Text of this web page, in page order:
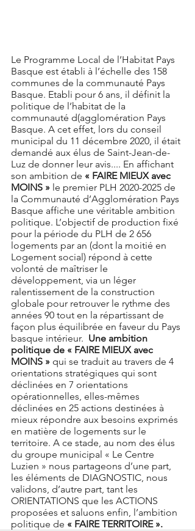
Le Programme Local de l’Habitat Pays
Basque est établi à l’échelle des 158
communes de la communauté Pays
Basque. Etabli pour 6 ans, il définit la
politique de l’habitat de la
communauté d(agglomération Pays
Basque. A cet effet, lors du conseil
municipal du 11 décembre 2020, il était
demandé aux élus de Saint-Jean-de-
Luz de donner leur avis.... En affichant
son ambition de « FAIRE MIEUX avec
MOINS » le premier PLH 2020-2025 de
la Communauté d’Agglomération Pays
Basque affiche une véritable ambition
politique. L’objectif de production fixé
pour la période du PLH de 2 656
logements par an (dont la moitié en
Logement social) répond à cette
volonté de maîtriser le
développement, via un léger
ralentissement de la construction
globale pour retrouver le rythme des
années 90 tout en la répartissant de
façon plus équilibrée en faveur du Pays
basque intérieur. Une ambition
politique de « FAIRE MIEUX avec
MOINS » qui se traduit au travers de 4
orientations stratégiques qui sont
déclinées en 7 orientations
opérationnelles, elles-mêmes
déclinées en 25 actions destinées à
mieux répondre aux besoins exprimés
en matière de logements sur le
territoire. A ce stade, au nom des élus
du groupe municipal « Le Centre
Luzien » nous partageons d’une part,
les éléments de DIAGNOSTIC, nous
validons, d’autre part, tant les
ORIENTATIONS que les ACTIONS
proposées et saluons enfin, l’ambition
politique de « FAIRE TERRITOIRE ».